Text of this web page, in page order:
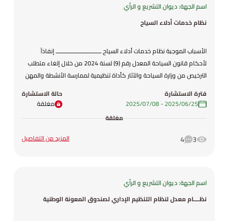
اسم الجهة: ديوان التشريع و الرأي
نظام خدمات أدلاء السياح
الأسباب الموجبة نظام خدمات أدلاء السياح ــــــــــــــــــــــــــــــ إنفاذاً
لأحكام قانون السياحة المعدل رقم (9) لسنة 2024 من خلال إلغاء متطلب
الترخيص من وزارة السياحة والآثار كأداة تنظيمية لممارسة الأنشطة والمهن
السياحي) والتسجيل للشخص الاعتباري (مقدمي خدمات أدلاء السياح من
خلال التطبيقات الإلكترونية) استكمالاً لمشروع اصلاح منظومة التراخيص في
القطاع السياحي، ولتبسيط إجراءات ومتطلبات التصنيف بهدف تحسين بيئة
الأعمال وخلق فرص عمل وفق نماذج تنظيمية جديدة وبما ينسجم مع رؤية
فترة الاستشارة
25‏/06‏/2025
-
08‏/07‏/2025
حالة الاستشارة
مغلقة
مغلقة
3
4 المزيد من التفاصيل
اسم الجهة: ديوان التشريع و الرأي
نظــــام معدل لنظام التنظيم الإداري لصندوق المعونة الوطنية